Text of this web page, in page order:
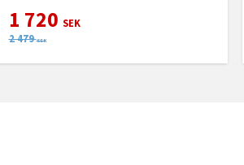
1 720 SEK
2 479 SEK